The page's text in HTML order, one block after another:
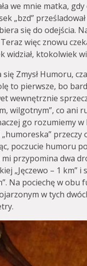
we mnie matka, gdy
„bzd”
się do odejścia.
więc znowu
widział, ktokolwiek
Zmysł Humoru,
to pierwsze, bo
wewnętrznie
wilgotnym”, co ani
go rozumiemy w
przeczy
poczucie humoru
mi przypomina dwa
„Jęczewo – 1 km”
Na pociechę w obu
w tych